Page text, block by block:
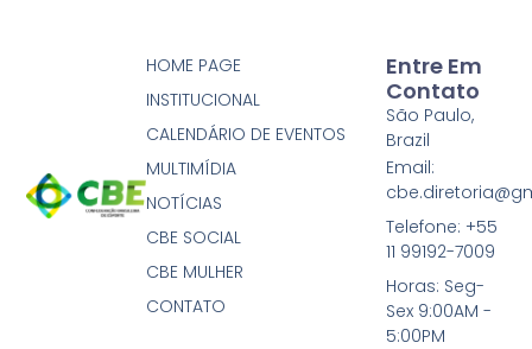
HOME PAGE
INSTITUCIONAL
CALENDÁRIO DE EVENTOS
MULTIMÍDIA
NOTÍCIAS
CBE SOCIAL
CBE MULHER
CONTATO
Entre Em
Contato
São Paulo,
Brazil
Email:
Telefone: +55
11 99192-7009
Horas: Seg-
Sex 9:00AM -
5:00PM